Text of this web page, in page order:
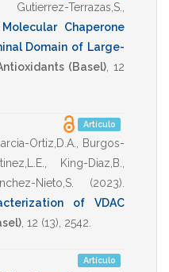
Gutierrez-Terrazas,S.
Chaperone
Domain of Large-
(Basel),12
Artículo
Ortiz,D.A.
Burgos-
King-Diaz,B.
Nieto,S. (2023)
of VDAC
12 (13), 2542
Artículo